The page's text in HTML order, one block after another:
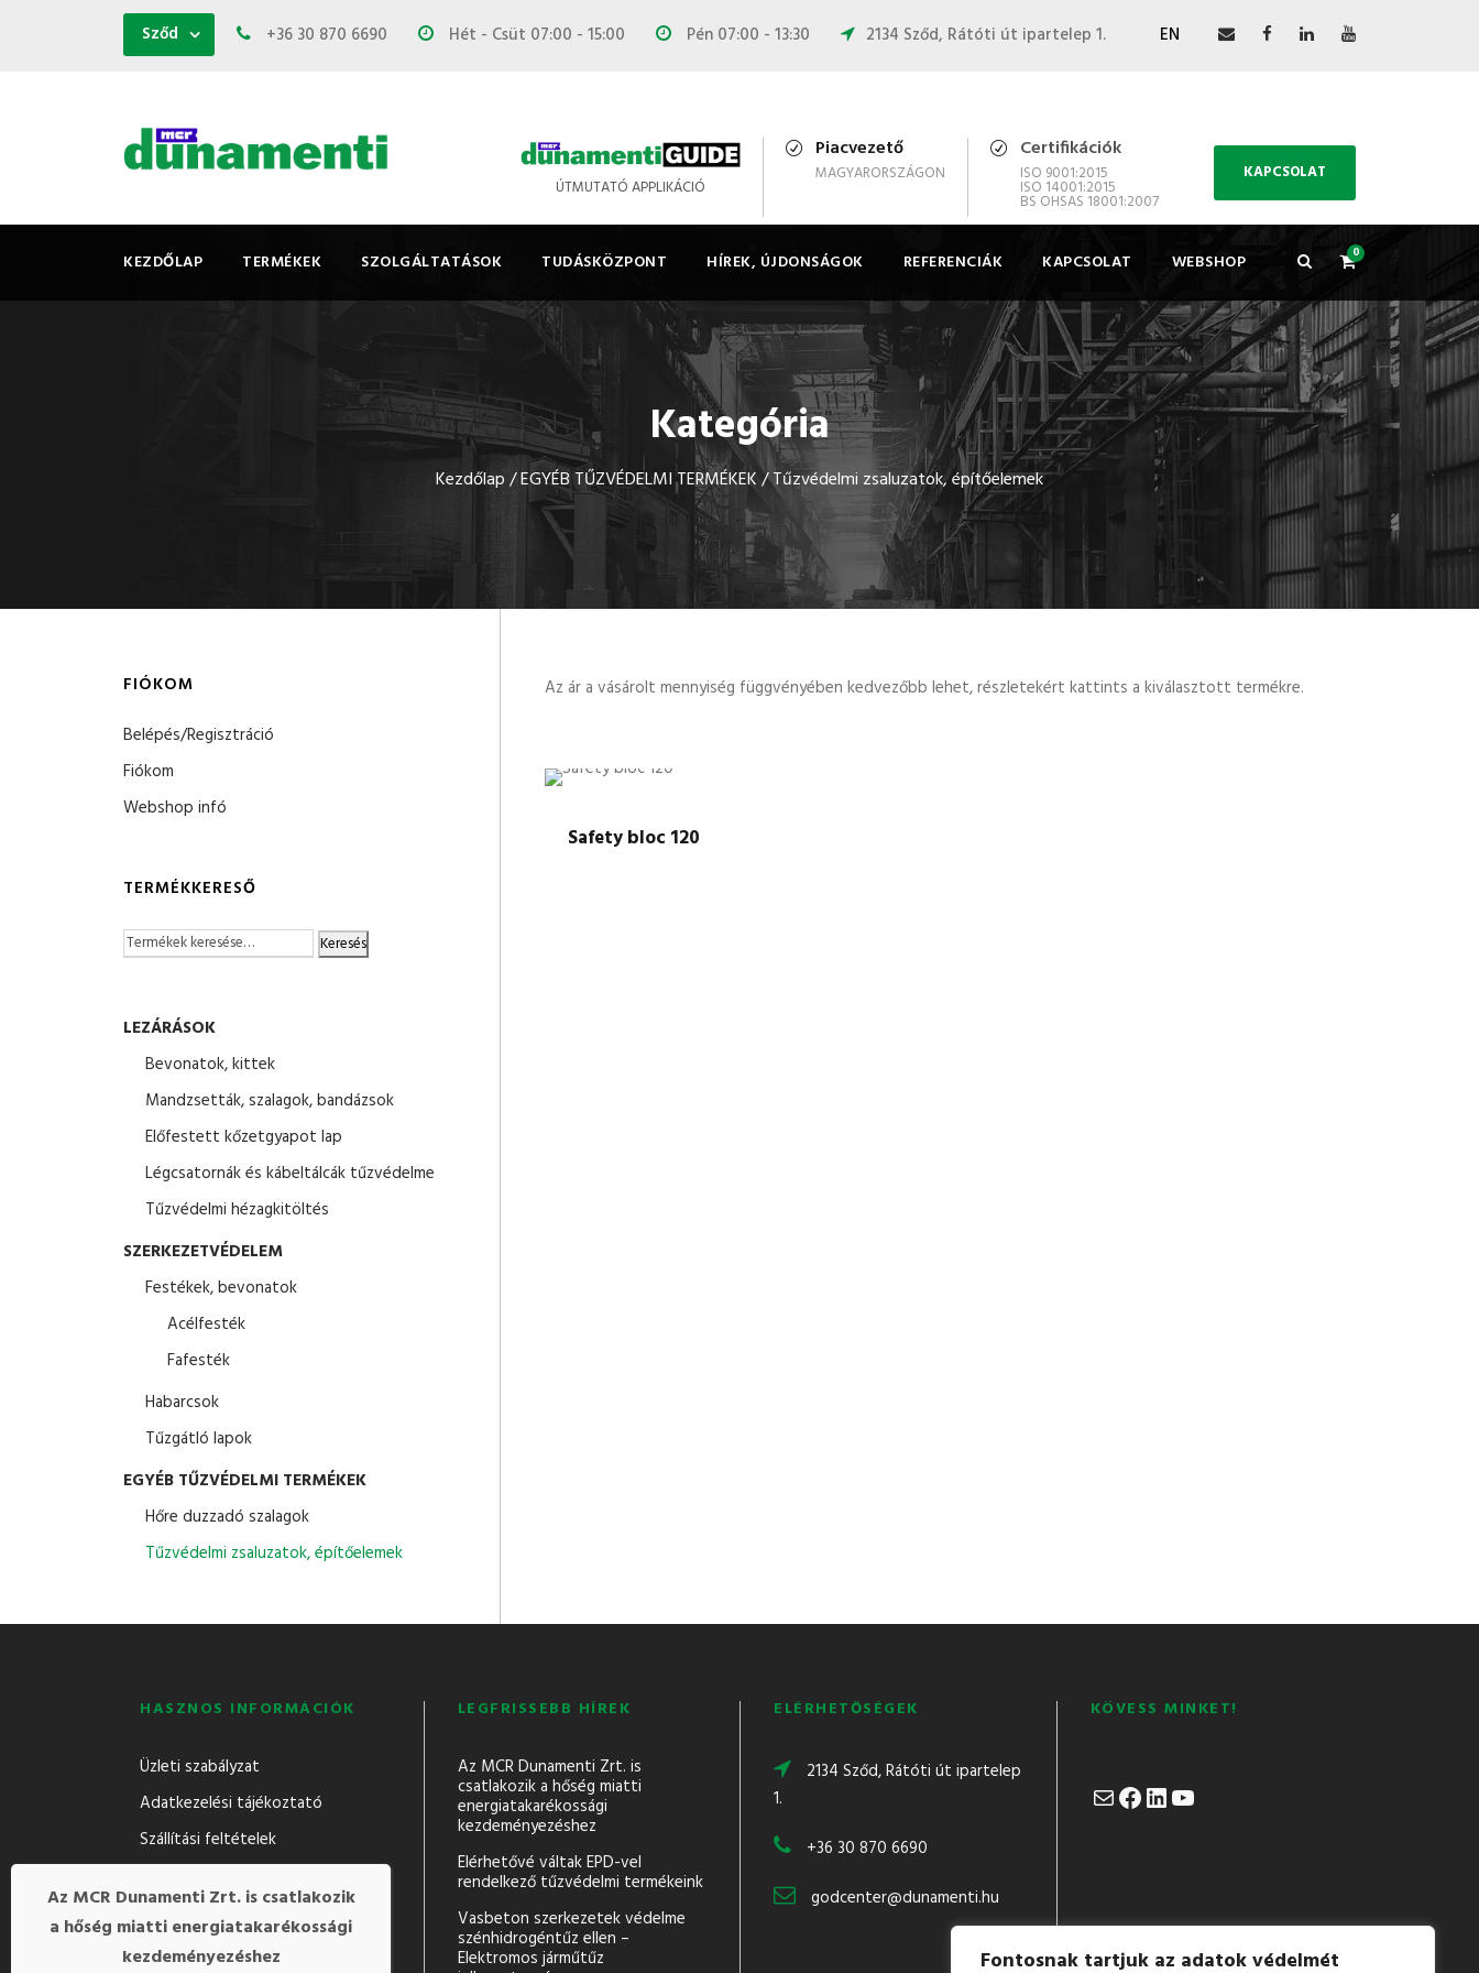
Fontosnak tartjuk az adatok védelmét
Sződ +36 30 870 6690 Hét - Csüt 07:00 - 15:00 Pén 07:00 - 13:30 2134 Sződ, Rátóti út ipartelep 1. EN
ÚTMUTATÓ APPLIKÁCIÓ
Piacvezető
MAGYARORSZÁGON
Certifikációk
ISO 9001:2015
ISO 14001:2015
BS OHSAS 18001:2007
KAPCSOLAT
KEZDŐLAP TERMÉKEK SZOLGÁLTATÁSOK TUDÁSKÖZPONT HÍREK, ÚJDONSÁGOK REFERENCIÁK KAPCSOLAT WEBSHOP 0
Kategória
Kezdőlap/EGYÉB TŰZVÉDELMI TERMÉKEK/ Tűzvédelmi zsaluzatok, építőelemek
Az ár a vásárolt mennyiség függvényében kedvezőbb lehet, részletekért kattints a kiválasztott termékre.
Safety bloc 120
FIÓKOM
Belépés/Regisztráció
Fiókom
Webshop infó
TERMÉKKERESŐ
Keresés
LEZÁRÁSOK
Bevonatok, kittek
Mandzsetták, szalagok, bandázsok
Előfestett kőzetgyapot lap
Légcsatornák és kábeltálcák tűzvédelme
Tűzvédelmi hézagkitöltés
SZERKEZETVÉDELEM
Festékek, bevonatok
Acélfesték
Fafesték
Habarcsok
Tűzgátló lapok
EGYÉB TŰZVÉDELMI TERMÉKEK
Hőre duzzadó szalagok
Tűzvédelmi zsaluzatok, építőelemek
HASZNOS INFORMÁCIÓK
Üzleti szabályzat
Adatkezelési tájékoztató
Szállítási feltételek
LEGFRISSEBB HÍREK
Az MCR Dunamenti Zrt. is
csatlakozik a hőség miatti
energiatakarékossági
kezdeményezéshez
Elérhetővé váltak EPD-vel
rendelkező tűzvédelmi termékeink
Vasbeton szerkezetek védelme
szénhidrogéntűz ellen –
Elektromos járműtűz
ELÉRHETŐSÉGEK
2134 Sződ, Rátóti út ipartelep
1.
+36 30 870 6690
godcenter@dunamenti.hu
KÖVESS MINKET!
Mail Facebook LinkedIn YouTube
Az MCR Dunamenti Zrt. is csatlakozik
a hőség miattienergiatakarékossági
kezdeményezéshez